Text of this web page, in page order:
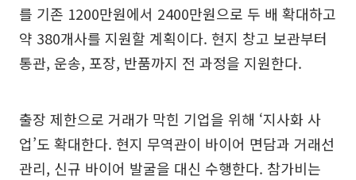
를 기존 1200만원에서 2400만원으로 두 배 확대하고
약 380개사를 지원할 계획이다. 현지 창고 보관부터
통관, 운송, 포장, 반품까지 전 과정을 지원한다.
출장 제한으로 거래가 막힌 기업을 위해 ‘지사화 사
업’도 확대한다. 현지 무역관이 바이어 면담과 거래선
관리, 신규 바이어 발굴을 대신 수행한다. 참가비는